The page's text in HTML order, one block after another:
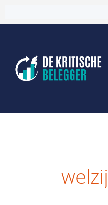
naar
inhoud